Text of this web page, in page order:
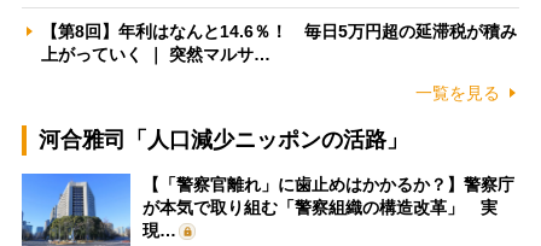
【第8回】年利はなんと14.6％！ 毎日5万円超の延滞税が積み
上がっていく ｜ 突然マルサ…
一覧を見る
河合雅司「人口減少ニッポンの活路」
【「警察官離れ」に歯止めはかかるか？】警察庁
が本気で取り組む「警察組織の構造改革」 実
現…